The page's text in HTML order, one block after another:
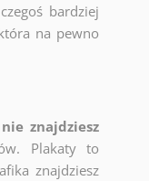
bardziej
na pewno
znajdziesz
Plakaty to
znajdziesz